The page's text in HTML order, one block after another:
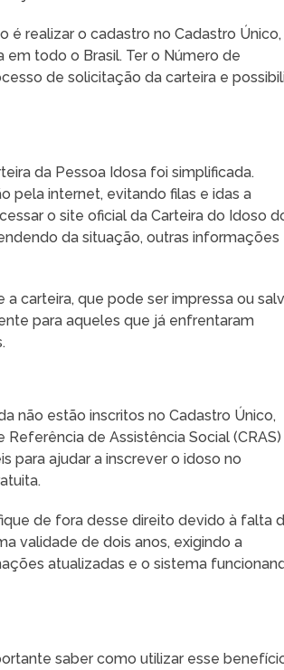
é realizar o cadastro no Cadastro Único,
todo o Brasil. Ter o Número de
de solicitação da carteira e
da Pessoa Idosa foi simplificada.
pela internet, evitando filas e idas a
o site oficial da Carteira do Idoso
da situação, outras informações
carteira, que pode ser impressa ou
para aqueles que já enfrentaram
não estão inscritos no Cadastro Único,
de Assistência Social (CRAS)
para ajudar a inscrever o idoso no
de fora desse direito devido à falta
validade de dois anos, exigindo a
atualizadas e o sistema
saber como utilizar esse